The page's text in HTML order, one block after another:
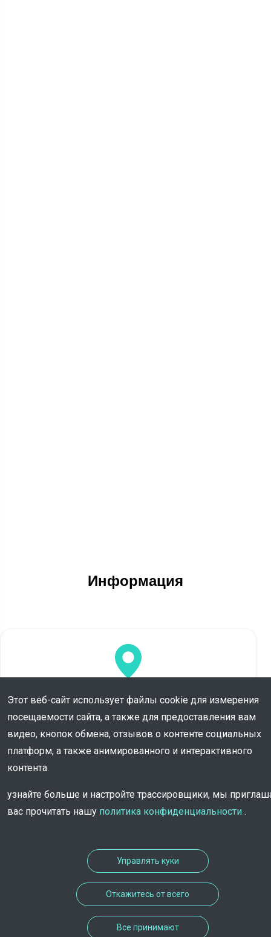
Информация
адрес
1 Esplanade J4 , 13002 , Marseille
Недоступно
Этот веб-сайт использует файлы cookie для измерения
посещаемости сайта, а также для предоставления вам
видео, кнопок обмена, отзывов о контенте социальных
платформ, а также анимированного и интерактивного
контента.
узнайте больше и настройте трассировщики, мы
вас прочитать нашу политика конфиденциальности .
Управлять куки
Откажитесь от всего
Все принимают